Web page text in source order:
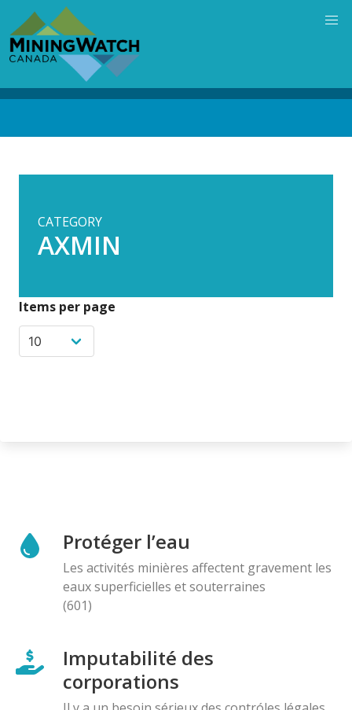
main
content
CATEGORY
AXMIN
Items per page
Protéger l’eau
Les activités minières affectent gravement les
eaux superficielles et souterraines
(601)
Imputabilité des
corporations